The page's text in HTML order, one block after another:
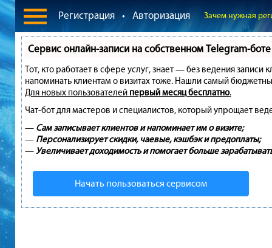
Регистрация • Авторизация Зачем нужная
Сервис онлайн-записи на собственном Telegram-боте
Тот, кто работает в сфере услуг, знает — без ведения
напоминать клиентам о визитах тоже. Нашли самый
Для новых пользователей первый месяц бесплатно.
Чат-бот для мастеров и специалистов, который упрощает
— Сам записывает клиентов и напоминает им о визите;
— Персонализирует скидки, чаевые, кэшбэк и предоплаты;
—Увеличивает доходимость и помогает больше
Начать пользоваться сервисом